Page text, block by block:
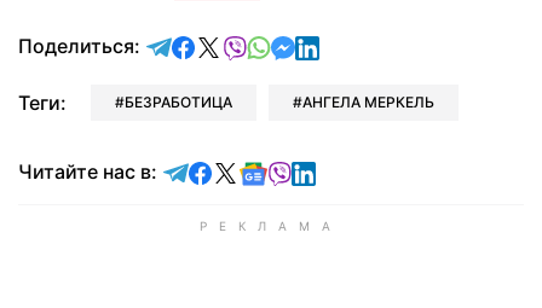
Поделиться: отправить в Telegram
поделиться в Facebook
поделиться в X
отправить в Viber
отправить в Whatsapp
отправить в Messenger
отправить в LinkedIn
Теги: БЕЗРАБОТИЦА АНГЕЛА МЕРКЕЛЬ
Читайте нас в: Читайте в Telegram
Читайте в Facebook
Читайте в X
Читайте в Google news
Читайте в Viber
Читайте в LinkedIn